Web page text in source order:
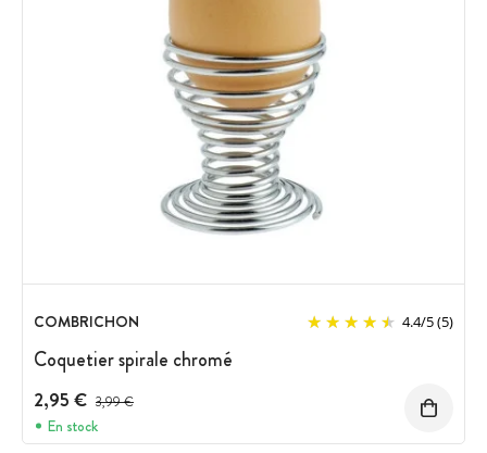
COMBRICHON 4.4/5(5)
Coquetier spirale chromé
2,95 € Prix avant réduction :
3,99 €
En stock